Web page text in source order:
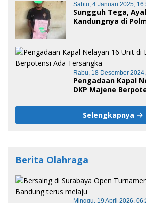
Sabtu, 4 Januari 2025,
Sungguh Tega,
Kandungnya di
Rabu, 18 Desember
Pengadaan Kapal
DKP Majene
Selengkapnya
Berita Olahraga
Minggu, 19 April 2026,